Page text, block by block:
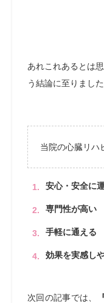
あれこれあるとは
う結論に至りました
当院の心臓リハ
安心・安全に
専門性が高い
手軽に通える
効果を実感し
次回の記事では、